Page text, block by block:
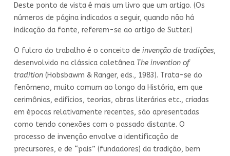
Deste ponto de vista é mais um livro que um artigo. (Os
números de página indicados a seguir, quando não há
indicação da fonte, referem-se ao artigo de Sutter.)
O fulcro do trabalho é o conceito de invenção de tradições,
desenvolvido na clássica coletânea The invention of
tradition (Hobsbawm & Ranger, eds., 1983). Trata-se do
fenômeno, muito comum ao longo da História, em que
cerimônias, edifícios, teorias, obras literárias etc., criadas
em épocas relativamente recentes, são apresentadas
como tendo conexões com o passado distante. O
processo de invenção envolve a identificação de
precursores, e de “pais” (fundadores) da tradição, bem